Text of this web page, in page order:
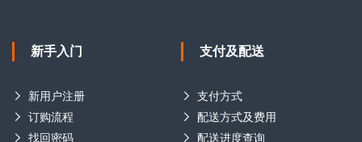
新手入门
新用户注册
订购流程
找回密码
支付及配送
支付方式
配送方式及费用
配送进度查询